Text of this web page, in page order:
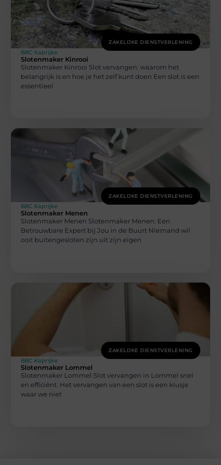
ZAKELIJKE DIENSTVERLENING
BBC Kaprijke
Slotenmaker Kinrooi
Slotenmaker Kinrooi Slot vervangen: waarom het
belangrijk is en hoe je het zelf kunt doen Een slot is een
essentieel
ZAKELIJKE DIENSTVERLENING
BBC Kaprijke
Slotenmaker Menen
Slotenmaker Menen Slotenmaker Menen: Een
Betrouwbare Expert bij Jou in de Buurt Niemand wil
ooit buitengesloten zijn uit zijn eigen
ZAKELIJKE DIENSTVERLENING
BBC Kaprijke
Slotenmaker Lommel
Slotenmaker Lommel Slot vervangen in Lommel snel
en efficiënt. Het vervangen van een slot is een klusje
waar we niet